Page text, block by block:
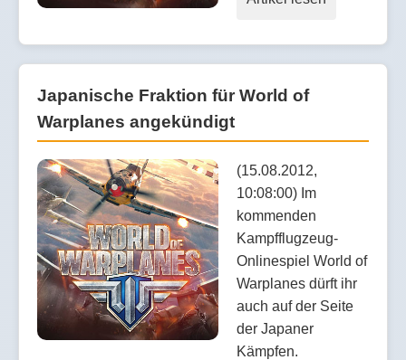
Japanische Fraktion für World of
Warplanes angekündigt
(15.08.2012,
10:08:00) Im
kommenden
Kampfflugzeug-
Onlinespiel World of
Warplanes dürft ihr
auch auf der Seite
der Japaner
Kämpfen.